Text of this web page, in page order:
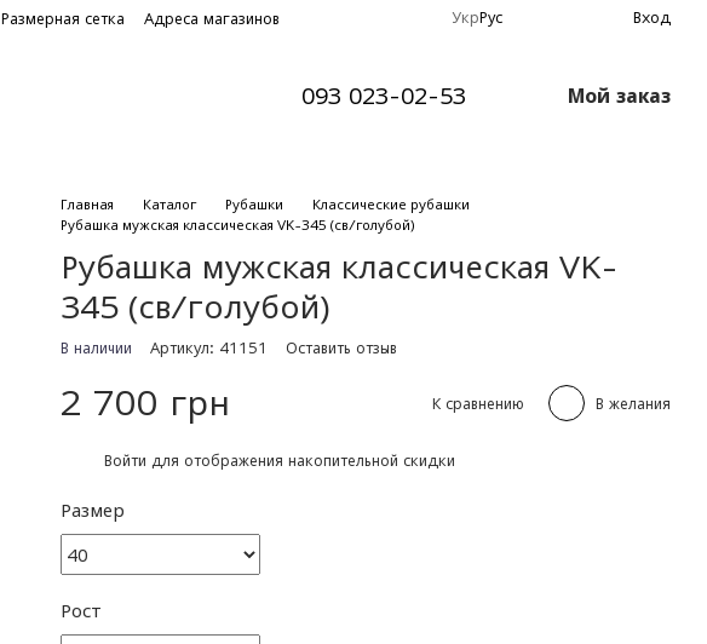
Размерная сетка Адреса магазинов УкрРус Вход
093 023-02-53 Мой заказ
Главная Каталог Рубашки
Классические рубашки
Рубашка мужская классическая VK-345 (св/голубой)
Рубашка мужская классическая VK-
345 (св/голубой)
В наличии Артикул: 41151 Оставить отзыв
2 700 грн К сравнению В желания
Войти для отображения накопительной скидки
Размер
Рост